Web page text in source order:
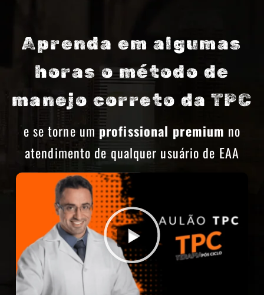
Aprenda em algumas
horas o método de
manejo correto da TPC
e se torne um profissional premium no
atendimento de qualquer usuário de EAA